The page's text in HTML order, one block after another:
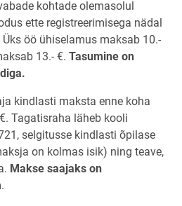
kohtade olemasolul
ette registreerimisega nädal
öö ühiselamus maksab 10.-
13.- €. Tasumine on
kindlasti maksta enne koha
Tagatisraha läheb kooli
selgitusse kindlasti õpilase
on kolmas isik) ning teave,
Makse saajaks on
.